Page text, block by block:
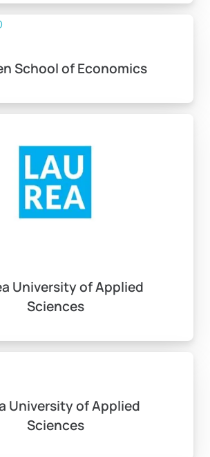
School of Economics
University of Applied
Sciences
University of Applied
Sciences